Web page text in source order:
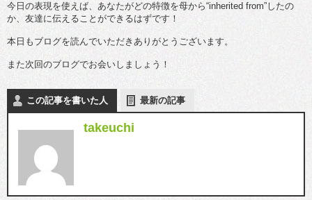
今日の表現を使えば、あなたがどの特徴を母から“inherited from”したの
か、友達に伝えることができるはずです！
本日もブログを読んでいただきありがとうございます。
また次回のブログでお会いしましょう！
この記事を書いた人 最新の記事
takeuchi